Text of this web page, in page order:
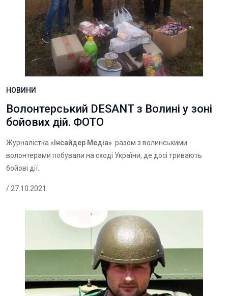
НОВИНИ
Волонтерський DESANT з Волині у зоні
бойових дій. ФОТО
Журналістка «Інсайдер Медіа» разом з волинськими
волонтерами побували на сході України, де досі тривають
бойові дії.
/ 27.10.2021